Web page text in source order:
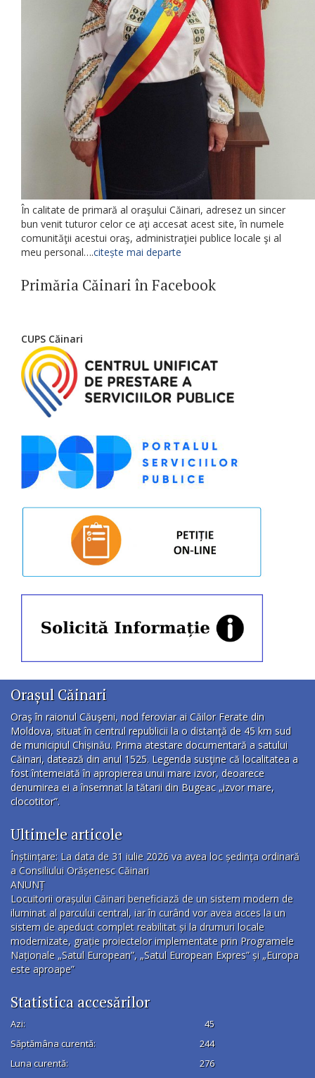
În calitate de primară al oraşului Căinari, adresez un sincer
bun venit tuturor celor ce aţi accesat acest site, în numele
comunităţii acestui oraş, administraţiei publice locale şi al
meu personal….citește mai departe
Primăria Căinari în Facebook
CUPS Căinari
Orașul Căinari
Oraş în raionul Căuşeni, nod feroviar ai Căilor Ferate din
Moldova, situat în centrul republicii la o distanţă de 45 km sud
de municipiul Chișinău. Prima atestare documentară a satului
Căinari, datează din anul 1525. Legenda susţine că localitatea a
fost întemeiată în apropierea unui mare izvor, deoarece
denumirea ei a însemnat la tătarii din Bugeac „izvor mare,
clocotitor”.
Ultimele articole
Înștiințare: La data de 31 iulie 2026 va avea loc ședința ordinară
a Consiliului Orășenesc Căinari
ANUNȚ
Locuitorii orașului Căinari beneficiază de un sistem modern de
iluminat al parcului central, iar în curând vor avea acces la un
sistem de apeduct complet reabilitat și la drumuri locale
modernizate, grație proiectelor implementate prin Programele
Naționale „Satul European”, „Satul European Expres” și „Europa
este aproape”
Statistica accesărilor
Azi:
45
Săptămâna curentă:
244
Luna curentă:
276